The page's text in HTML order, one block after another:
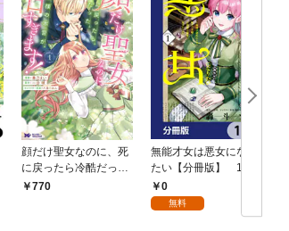
顔だけ聖女なのに、死
に戻ったら冷酷だった
公爵様の本音が甘すぎ
770
無能才女は悪女になり
たい【分冊版】 1
0
無料